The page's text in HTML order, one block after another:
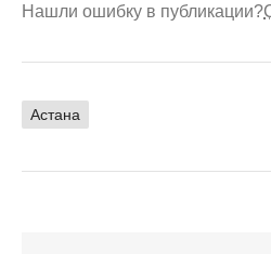
Нашли ошибку в публикации?
Астана